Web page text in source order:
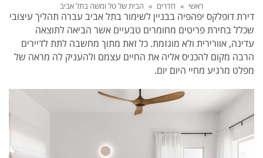
ראשי » חדרים » הבית של טל ומשה בתל אביב
דירת דופלקס יפהפיה בבניין לשימור בתל אביב עברה תהליך עיצובי
שכלל בחירת פריטים מחומרים טבעיים אשר הביאה לתוצאה
עדינה, אוורירית ולא מוגזמת. כל זאת מתוך מחשבה לתת לדיירים
הרבה מקום להכניס אליה את החיים עצמם ולהעניק לה מראה של
מפלט מרגיע מחיי היום יום.